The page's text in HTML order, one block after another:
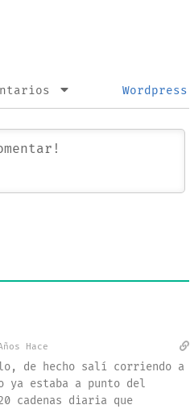
Wordpress
Hace
de hecho salí corriendo a
ya estaba a punto del
cadenas diaria que